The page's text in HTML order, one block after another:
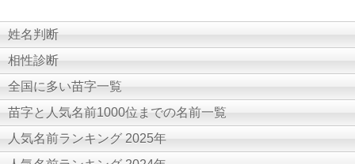
姓名判断
相性診断
全国に多い苗字一覧
苗字と人気名前1000位までの名前一覧
人気名前ランキング 2025年